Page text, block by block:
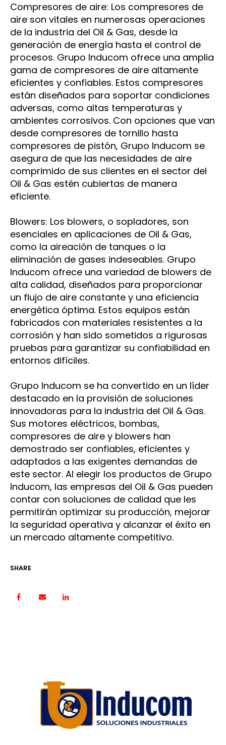
Compresores de aire: Los compresores de
aire son vitales en numerosas operaciones
de la industria del Oil & Gas, desde la
generación de energía hasta el control de
procesos. Grupo Inducom ofrece una amplia
gama de compresores de aire altamente
eficientes y confiables. Estos compresores
están diseñados para soportar condiciones
adversas, como altas temperaturas y
ambientes corrosivos. Con opciones que van
desde compresores de tornillo hasta
compresores de pistón, Grupo Inducom se
asegura de que las necesidades de aire
comprimido de sus clientes en el sector del
Oil & Gas estén cubiertas de manera
eficiente.
Blowers: Los blowers, o sopladores, son
esenciales en aplicaciones de Oil & Gas,
como la aireación de tanques o la
eliminación de gases indeseables. Grupo
Inducom ofrece una variedad de blowers de
alta calidad, diseñados para proporcionar
un flujo de aire constante y una eficiencia
energética óptima. Estos equipos están
fabricados con materiales resistentes a la
corrosión y han sido sometidos a rigurosas
pruebas para garantizar su confiabilidad en
entornos difíciles.
Grupo Inducom se ha convertido en un líder
destacado en la provisión de soluciones
innovadoras para la industria del Oil & Gas.
Sus motores eléctricos, bombas,
compresores de aire y blowers han
demostrado ser confiables, eficientes y
adaptados a las exigentes demandas de
este sector. Al elegir los productos de Grupo
Inducom, las empresas del Oil & Gas pueden
contar con soluciones de calidad que les
permitirán optimizar su producción, mejorar
la seguridad operativa y alcanzar el éxito en
un mercado altamente competitivo.
SHARE